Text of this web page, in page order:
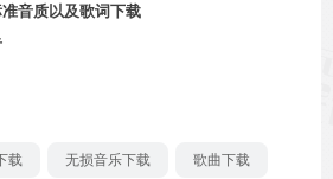
音质以及歌词下载
载 无损音乐下载 歌曲下载